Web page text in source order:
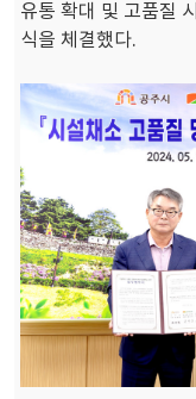
유통 확대 및 고품질
식을 체결했다.